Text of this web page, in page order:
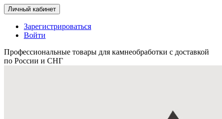
Личный кабинет
Зарегистрироваться
Войти
Профессиональные товары для камнеобработки с доставкой
по России и СНГ